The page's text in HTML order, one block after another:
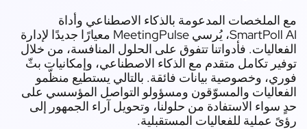
المدعومة بالذكاء الاصطناعي وأداة
SmartPoll AI، يُرسي MeetingPulse معيارًا جديدًا لإدارة
فأدواتنا تتفوق على الحلول المنافسة، من خلال
تكامل متقدم مع الذكاء الاصطناعي، وإمكانيات بثّ
وخصوصية بيانات فائقة. بالتالي يستطيع منظّمو
والمسوّقون ومسؤولو التواصل المؤسسي على
الاستفادة من حلولنا، وتحويل آراء الجمهور إلى
عملية للفعاليات المستقبلية.